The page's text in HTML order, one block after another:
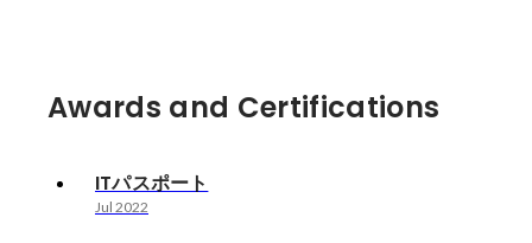
Awards and Certifications
ITパスポート
Jul 2022